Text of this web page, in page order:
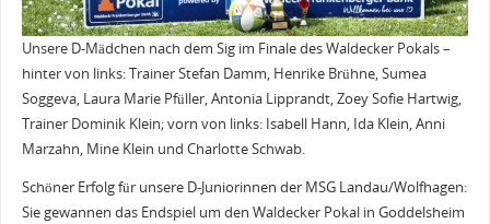
Unsere D-Mädchen nach dem Sig im Finale des Waldecker Pokals –
hinter von links: Trainer Stefan Damm, Henrike Brühne, Sumea
Soggeva, Laura Marie Pfüller, Antonia Lipprandt, Zoey Sofie Hartwig,
Trainer Dominik Klein; vorn von links: Isabell Hann, Ida Klein, Anni
Marzahn, Mine Klein und Charlotte Schwab.
Schöner Erfolg für unsere D-Juniorinnen der MSG Landau/Wolfhagen:
Sie gewannen das Endspiel um den Waldecker Pokal in Goddelsheim